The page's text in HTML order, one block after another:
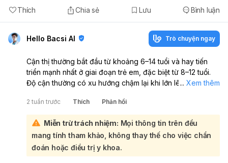
Thích Chia sẻ Lưu Bình luận
Hello Bacsi AI Trò chuyện ngay
Cận thị thường bắt đầu từ khoảng 6–14 tuổi và hay tiến
triển mạnh nhất ở giai đoạn trẻ em, đặc biệt từ 8–12 tuổi.
Độ cận thường có xu hướng chậm lại khi lớn lên và thường
cũng giống nhau. Có người vẫn tăng độ sau 20 tuổi, nhất
là nếu học tập nhiều, dùng mắt quá mức hoặc cận nặng.
Không có mốc tuổi nào đảm bảo “hết tăng cận” hoàn
toàn. Điều quan trọng là khám mắt định kỳ để theo dõi độ
cận và phát hiện sớm biến chứng. Để làm chậm tăng độ,
em nên đeo kính đúng số, áp dụng quy tắc 20-20-20,
... Xem thêm
2 tuần trước Thích Phản hồi
Miễn trừ trách nhiệm: Mọi thông tin trên đều
mang tính tham khảo, không thay thế cho việc chẩn
đoán hoặc điều trị y khoa.